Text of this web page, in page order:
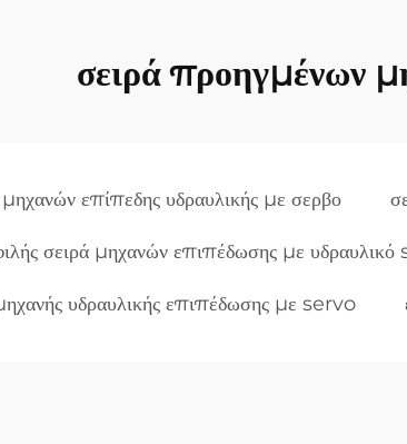
σειρά προηγμένων
μηχανών επίπεδης υδραυλικής με σερβο
σειρά μηχανών επιπέδωσης με
υδραυλικής επιπέδωσης με servo